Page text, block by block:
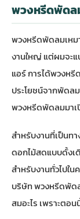
พวงหรีดพัดล
พวงหรีดพัดลมเหม
งานใหญ่ แต่ผมจะแ
แอร์ การได้พวงห
ประโยชน์จากพัดล
พวงหรีดพัดลมมา
สำหรับงานที่เป็นท
ดอกไม้สดแบบดั้งเ
สำหรับงานทั่วไปใ
บริษัท พวงหรีดพัดล
สมอะไร เพราะตอ